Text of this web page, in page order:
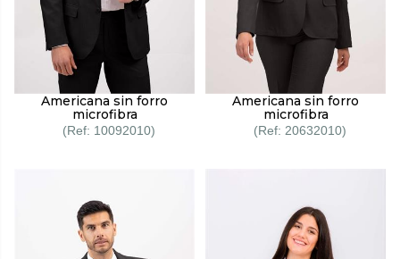
Americana sin forro
microfibra
10092010
Americana sin forro
microfibra
20632010